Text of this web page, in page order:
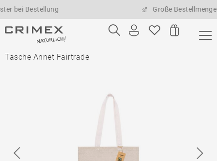
Große Bestellmengen
Tasche Annet Fairtrade